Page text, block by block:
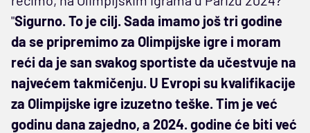
"Sigurno. To je cilj. Sada imamo još tri godine
da se pripremimo za Olimpijske igre i moram
reći da je san svakog sportiste da učestvuje na
najvećem takmičenju. U Evropi su kvalifikacije
za Olimpijske igre izuzetno teške. Tim je već
godinu dana zajedno, a 2024. godine će biti već